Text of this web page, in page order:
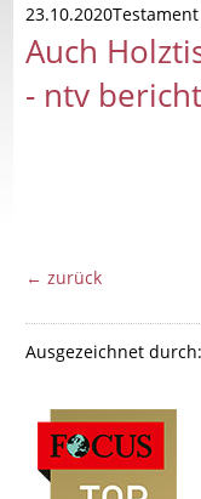
Auch
- ntv
← zurück
Ausgezeichnet durch: